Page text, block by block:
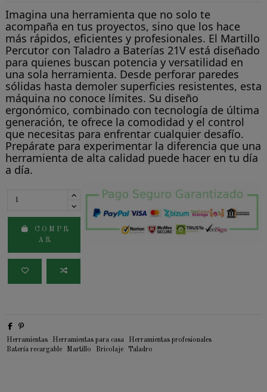
Imagina una herramienta que no solo te
acompaña en tus proyectos, sino que los hace
más rápidos, eficientes y profesionales. El Martillo
Percutor con Taladro a Baterías 21V está diseñado
para quienes buscan potencia y versatilidad en
una sola herramienta. Desde perforar paredes
sólidas hasta demoler superficies resistentes, esta
máquina no conoce límites. Su diseño
ergonómico, combinado con tecnología de última
generación, te ofrece la comodidad y el control
que necesitas para enfrentar cualquier desafío.
Prepárate para experimentar la diferencia que una
herramienta de alta calidad puede hacer en tu día
a día.
C O M P R
A R
Herramientas Herramientas para casa
Herramientas profesionales
Batería recargable
Martillo Bricolaje Taladro